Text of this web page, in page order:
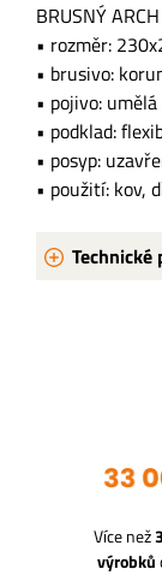
BRUSNÝ
• rozměr:
• brusivo:
• pojivo:
• podklad:
• posyp:
• použití: kov,
Více než
výrobků